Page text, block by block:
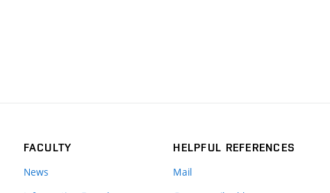
FACULTY
News
HELPFUL REFERENCES
Mail